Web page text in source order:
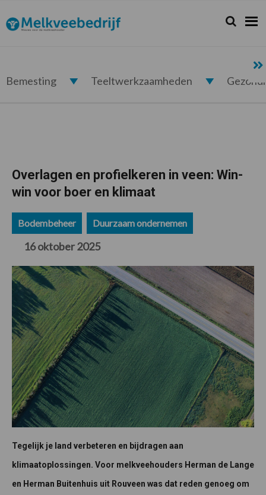
de
hoofdnavigatie
de
hoofd
de
eerste
de
voettekst
Melkveebedrijf.nl Zoeken...
Zoek
Bemesting Teeltwerkzaamheden
Overlagen en profielkeren in veen: Win-
win voor boer en klimaat
Bodembeheer Duurzaam ondernemen
16 oktober 2025
Tegelijk je land verbeteren en bijdragen aan
klimaatoplossingen. Voor melkveehouders Herman de Lange
en Herman Buitenhuis uit Rouveen was dat reden genoeg om